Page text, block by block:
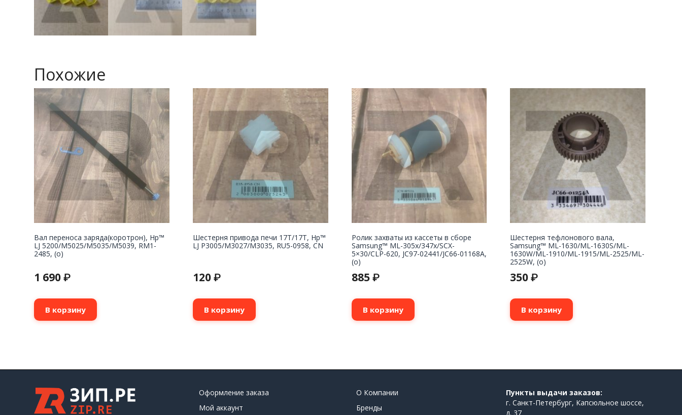
Похожие
Вал переноса заряда(коротрон), Hp™
LJ 5200/M5025/M5035/M5039, RM1-
2485, (о)
1 690 ₽
В корзину
Шестерня привода печи 17T/17T, Hp™
LJ P3005/M3027/M3035, RU5-0958, CN
120 ₽
В корзину
Ролик захваты из кассеты в сборе
Samsung™ ML-305x/347x/SCX-
5×30/CLP-620, JC97-02441/JC66-01168A,
(o)
885 ₽
В корзину
Шестерня тефлонового вала,
Samsung™ ML-1630/ML-1630S/ML-
1630W/ML-1910/ML-1915/ML-2525/ML-
2525W, (о)
350₽
В корзину
Оформление заказа
Мой аккаунт
О Компании
Бренды
Пункты выдачи заказов:
г. Санкт-Петербург, Капсюльное шоссе,
д. 37